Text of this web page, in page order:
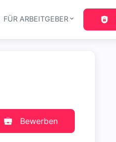
FÜR ARBEITGEBER
Bewerben